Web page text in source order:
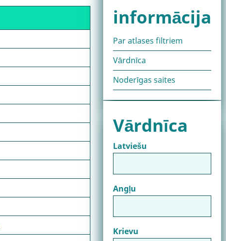
informācija
Par atlases filtriem
Vārdnīca
Noderīgas saites
Vārdnīca
Latviešu
Angļu
Krievu